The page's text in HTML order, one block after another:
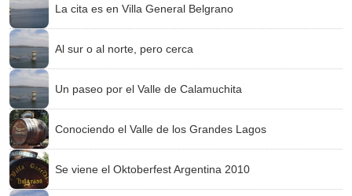
La cita es en Villa General Belgrano
Al sur o al norte, pero cerca
Un paseo por el Valle de Calamuchita
Conociendo el Valle de los Grandes Lagos
Se viene el Oktoberfest Argentina 2010